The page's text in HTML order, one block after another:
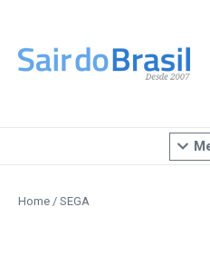
Home / SEGA